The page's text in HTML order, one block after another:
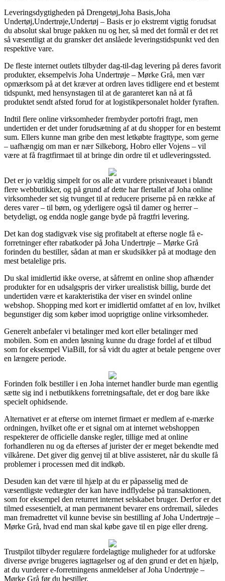
Leveringsdygtigheden på Drengetøj,Joha Basis,Joha
Undertøj,Undertrøje,Undertøj – Basis er jo ekstremt vigtig forudsat
du absolut skal bruge pakken nu og her, så med det formål er det ret
så væsentligt at du gransker det anslåede leveringstidspunkt ved den
respektive vare.
De fleste internet outlets tilbyder dag-til-dag levering på deres favorit
produkter, eksempelvis Joha Undertrøje – Mørke Grå, men vær
opmærksom på at det kræver at ordren laves tidligere end et bestemt
tidspunkt, med hensynstagen til at de garanteret kan nå at få
produktet sendt afsted forud for at logistikpersonalet holder fyraften.
Indtil flere online virksomheder frembyder portofri fragt, men
undertiden er det under forudsætning af at du shopper for en bestemt
sum. Ellers kunne man gribe den mest letkøbte fragttype, som gerne
– uafhængig om man er nær Silkeborg, Hobro eller Vojens – vil
være at få fragtfirmaet til at bringe din ordre til et udleveringssted.
Det er jo vældig simpelt for os alle at vurdere prisniveauet i blandt
flere webbutikker, og på grund af dette har flertallet af Joha online
virksomheder set sig tvunget til at reducere priserne på en række af
deres varer – til børn, og yderligere også til damer og herrer –
betydeligt, og endda nogle gange byde på fragtfri levering.
Det kan dog stadigvæk vise sig profitabelt at efterse nogle få e-
forretninger efter rabatkoder på Joha Undertrøje – Mørke Grå
forinden du bestiller, sådan at man er skudsikker på at modtage den
mest betalelige pris.
Du skal imidlertid ikke overse, at såfremt en online shop afhænder
produkter for en udsalgspris der virker urealistisk billig, burde det
undertiden være et karakteristika der viser en svindel online
webshop. Shopping med kort er imidlertid omfattet af en lov, hvilket
begunstiger dig som køber imod uoprigtige online virksomheder.
Generelt anbefaler vi betalinger med kort eller betalinger med
mobilen. Som en anden løsning kunne du drage fordel af et tilbud
som for eksempel ViaBill, for så vidt du agter at betale pengene over
en længere periode.
Forinden folk bestiller i en Joha internet handler burde man egentlig
sætte sig ind i netbutikkens forretningsaftale, det er dog bare ikke
specielt ophidsende.
Alternativet er at efterse om internet firmaet er medlem af e-mærke
ordningen, hvilket ofte er et signal om at internet webshoppen
respekterer de officielle danske regler, tillige med at online
forhandleren nu og da efterses af jurister der er meget bekendte med
vilkårene. Det giver dig genvej til at blive assisteret, når du skulle få
problemer i processen med dit indkøb.
Desuden kan det være til hjælp at du er påpasselig med de
væsentligste vedtægter der kan have indflydelse på transaktionen,
som for eksempel den returret internet selskabet bruger. Derfor er det
tilmed essesentielt, at man permanent bevarer ens ordremail, således
man fremadrettet vil kunne bevise sin bestilling af Joha Undertrøje –
Mørke Grå, hvad end man skal købe gave til en pige eller dreng.
Trustpilot tilbyder regulære fordelagtige muligheder for at udforske
diverse øvrige brugeres iagttagelser og af den grund er det en hjælp,
at du vurderer e-forretningens anmeldelser af Joha Undertrøje –
Mørke Grå før du bestiller.